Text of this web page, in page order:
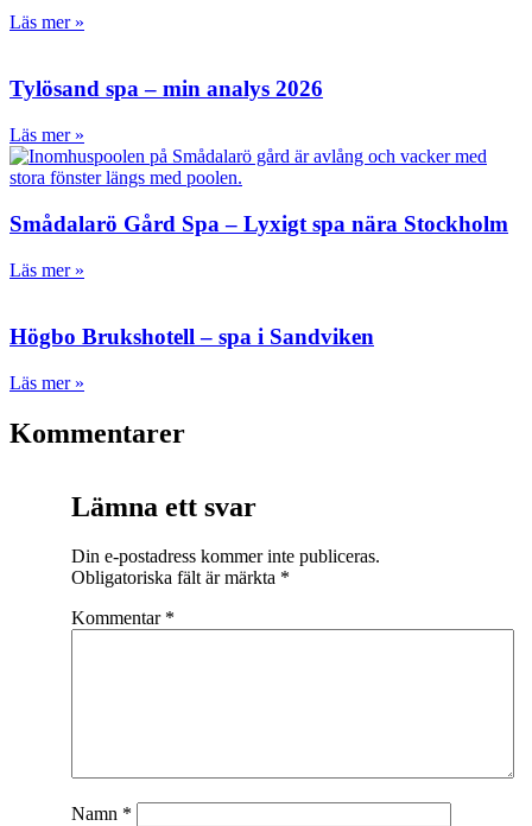
Läs mer »
Tylösand spa – min analys 2026
Läs mer »
Smådalarö Gård Spa – Lyxigt spa nära Stockholm
Läs mer »
Högbo Brukshotell – spa i Sandviken
Läs mer »
Kommentarer
Lämna ett svar
Din e-postadress kommer inte publiceras.
Obligatoriska fält är märkta *
Kommentar *
Namn *